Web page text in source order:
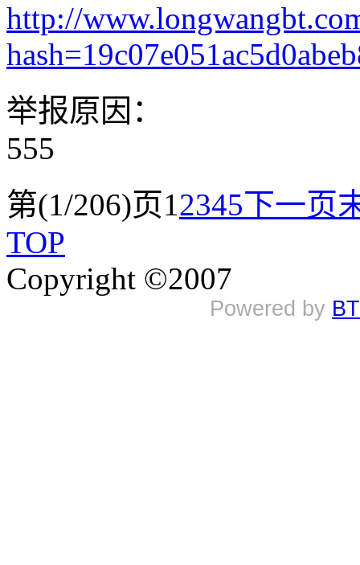
http://
举报原因：
555
第(1/206)页12345下一页
TOP
Copyright ©2007
Powered by